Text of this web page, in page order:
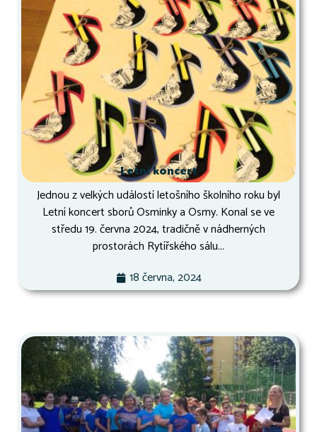
Letní koncert
Jednou z velkých událostí letošního školního roku byl
Letní koncert sborů Osminky a Osmy. Konal se ve
středu 19. června 2024, tradičně v nádherných
prostorách Rytířského sálu...
18 června, 2024